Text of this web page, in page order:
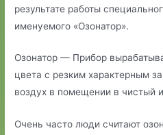
результате работы
именуемого «Озонатор».
Озонатор — Прибор
цвета с резким характерным
воздух в помещении в чистый
Очень часто люди считают